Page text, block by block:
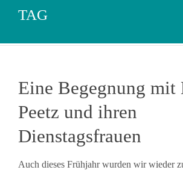
TAG
Eine Begegnung
Peetz und ihren
Dienstagsfrauen
Auch dieses Frühjahr wurden wir wieder